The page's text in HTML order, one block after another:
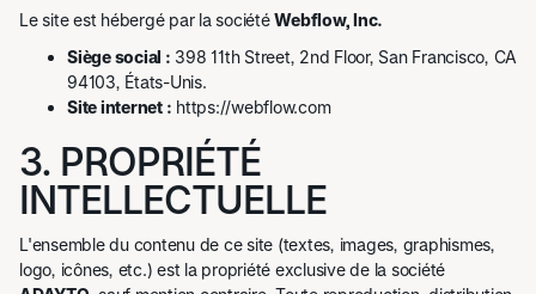
Le site est hébergé par la sociétéWebflow, Inc.
Siège social : 398 11th Street, 2nd Floor, San Francisco, CA
94103, États-Unis.
Site internet : https://webflow.com
3. PROPRIÉTÉ
INTELLECTUELLE
L'ensemble du contenu de ce site (textes, images, graphismes,
logo, icônes, etc.) est la propriété exclusive de la société